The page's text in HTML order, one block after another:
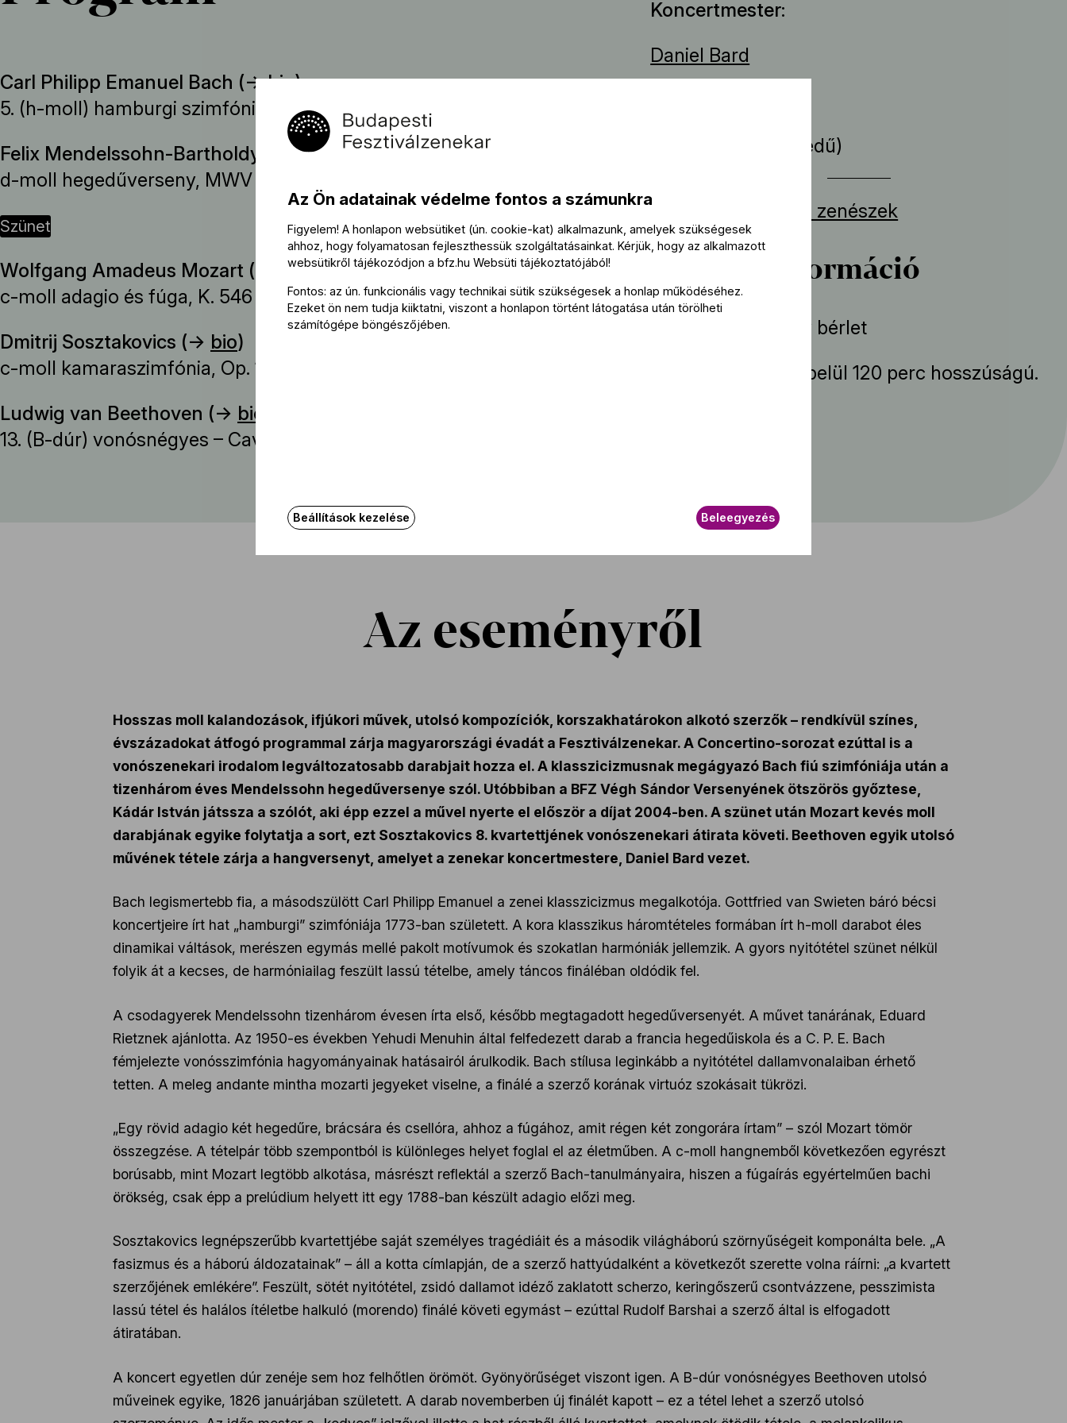
Carl Philipp Emanuel Bach (→bio)
5. (h-moll) hamburgi szimfónia, H. 661, Wq 182/5
Felix Mendelssohn-Bartholdy (→bio)
d-moll hegedűverseny, MWV O 3
szünet
Wolfgang Amadeus Mozart (→ bio)
c-moll adagio és fúga, K. 546
Dmitrij Sosztakovics (→ bio)
c-moll kamaraszimfónia, Op. 110a
Ludwig van Beethoven (→ bio
13. (B-dúr) vonósnégyes – Cavatina, Op. 130
Koncertmester
Daniel Bard
(hegedű)
A koncerten játszó zenészek
További információ
Bérletek: Ormándy bérlet
Az esemény körülbelül 120 perc hosszúságú.
Az eseményről
Hosszas moll kalandozások, ifjúkori művek, utolsó kompozíciók, korszakhatárokon alkotó szerzők – rendkívül színes,
évszázadokat átfogó programmal zárja magyarországi évadát a Fesztiválzenekar. A Concertino-sorozat ezúttal is a
vonószenekari irodalom legváltozatosabb darabjait hozza el. A klasszicizmusnak megágyazó Bach fiú szimfóniája után a
tizenhárom éves Mendelssohn hegedűversenye szól. Utóbbiban a BFZ Végh Sándor Versenyének ötszörös győztese,
Kádár István játssza a szólót, aki épp ezzel a művel nyerte el először a díjat 2004-ben. A szünet után Mozart kevés moll
darabjának egyike folytatja a sort, ezt Sosztakovics 8. kvartettjének vonószenekari átirata követi. Beethoven egyik utolsó
művének tétele zárja a hangversenyt, amelyet a zenekar koncertmestere, Daniel Bard vezet.
Bach legismertebb fia, a másodszülött Carl Philipp Emanuel a zenei klasszicizmus megalkotója. Gottfried van Swieten báró bécsi
koncertjeire írt hat „hamburgi” szimfóniája 1773-ban született. A kora klasszikus háromtételes formában írt h-moll darabot éles
dinamikai váltások, merészen egymás mellé pakolt motívumok és szokatlan harmóniák jellemzik. A gyors nyitótétel szünet nélkül
folyik át a kecses, de harmóniailag feszült lassú tételbe, amely táncos fináléban oldódik fel.
A csodagyerek Mendelssohn tizenhárom évesen írta első, később megtagadott hegedűversenyét. A művet tanárának, Eduard
Rietznek ajánlotta. Az 1950-es években Yehudi Menuhin által felfedezett darab a francia hegedűiskola és a C. P. E. Bach
fémjelezte vonósszimfónia hagyományainak hatásairól árulkodik. Bach stílusa leginkább a nyitótétel dallamvonalaiban érhető
tetten. A meleg andante mintha mozarti jegyeket viselne, a finálé a szerző korának virtuóz szokásait tükrözi.
„Egy rövid adagio két hegedűre, brácsára és csellóra, ahhoz a fúgához, amit régen két zongorára írtam” – szól Mozart tömör
összegzése. A tételpár több szempontból is különleges helyet foglal el az életműben. A c-moll hangnemből következően egyrészt
borúsabb, mint Mozart legtöbb alkotása, másrészt reflektál a szerző Bach-tanulmányaira, hiszen a fúgaírás egyértelműen bachi
örökség, csak épp a prelúdium helyett itt egy 1788-ban készült adagio előzi meg.
Sosztakovics legnépszerűbb kvartettjébe saját személyes tragédiáit és a második világháború szörnyűségeit komponálta bele. „A
fasizmus és a háború áldozatainak” – áll a kotta címlapján, de a szerző hattyúdalként a következőt szerette volna ráírni: „a kvartett
szerzőjének emlékére”. Feszült, sötét nyitótétel, zsidó dallamot idéző zaklatott scherzo, keringőszerű csontvázzene, pesszimista
lassú tétel és halálos ítéletbe halkuló (morendo) finálé követi egymást – ezúttal Rudolf Barshai a szerző által is elfogadott
átiratában.
A koncert egyetlen dúr zenéje sem hoz felhőtlen örömöt. Gyönyörűséget viszont igen. A B-dúr vonósnégyes Beethoven utolsó
műveinek egyike, 1826 januárjában született. A darab novemberben új finálét kapott – ez a tétel lehet a szerző utolsó
Az Ön adatainak védelme fontos a számunkra
Figyelem! A honlapon websütiket (ún. cookie-kat) alkalmazunk, amelyek szükségesek
ahhoz, hogy folyamatosan fejleszthessük szolgáltatásainkat. Kérjük, hogy az alkalmazott
websütikről tájékozódjon a bfz.hu Websüti tájékoztatójából!
Fontos: az ún. funkcionális vagy technikai sütik szükségesek a honlap működéséhez.
Ezeket ön nem tudja kiiktatni, viszont a honlapon történt látogatása után törölheti
számítógépe böngészőjében.
Beállítások kezelése Beleegyezés